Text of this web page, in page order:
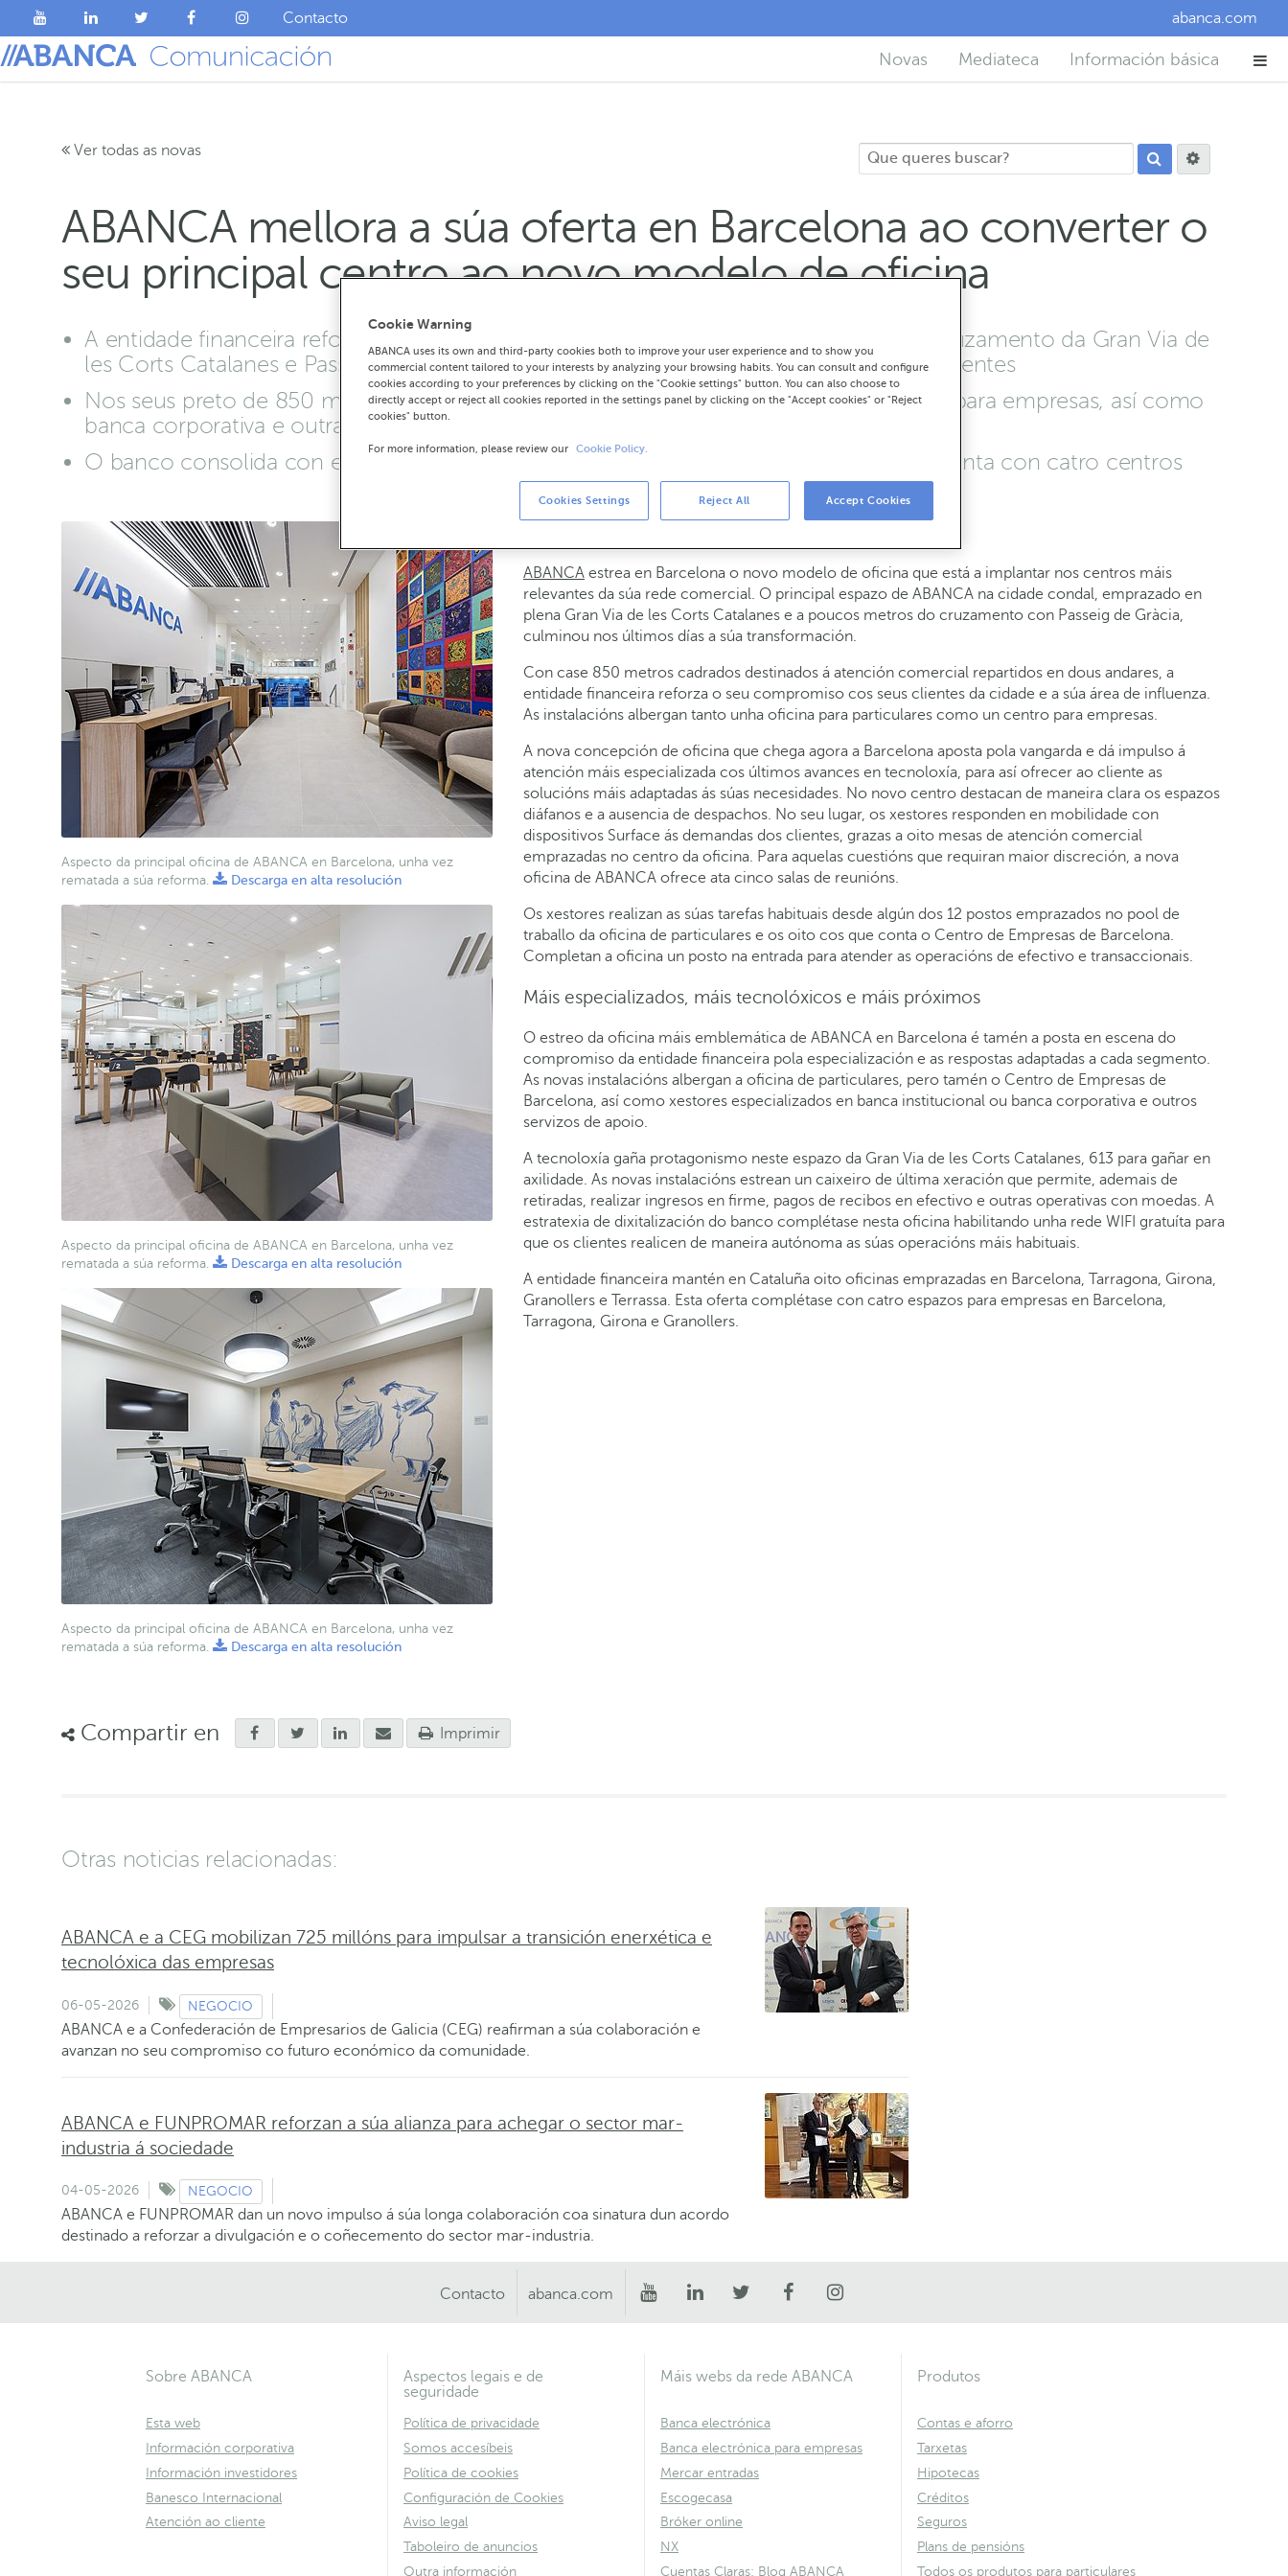
Contacto abanca.com
Novas Mediateca Información básica
Ver todas as novas
ABANCA mellora a súa oferta en Barcelona ao converter o
seu principal centro ao novo modelo de oficina
A entidade financeira reforma integralmente o inmoble emprazado na contorna do cruzamento da Gran Via de
les Corts Catalanes e Passeig de Gràcia para ofrecer unha atención integral aos seus clientes
Nos seus preto de 850 metros cadrados integra unha oficina para particulares e outra para empresas, así como
banca corporativa e outras áreas de apoio
O banco consolida con esta transformación a súa presenza na cidade condal, onde conta con catro centros
Aspecto da principal oficina de ABANCA en Barcelona, unha vez
rematada a súa reforma.
Descarga en alta resolución
Aspecto da principal oficina de ABANCA en Barcelona, unha vez
rematada a súa reforma.
Descarga en alta resolución
Aspecto da principal oficina de ABANCA en Barcelona, unha vez
rematada a súa reforma.
Descarga en alta resolución
ABANCA estrea en Barcelona o novo modelo de oficina que está a implantar nos centros máis
relevantes da súa rede comercial. O principal espazo de ABANCA na cidade condal, emprazado en
plena Gran Via de les Corts Catalanes e a poucos metros do cruzamento con Passeig de Gràcia,
culminou nos últimos días a súa transformación.
Con case 850 metros cadrados destinados á atención comercial repartidos en dous andares, a
entidade financeira reforza o seu compromiso cos seus clientes da cidade e a súa área de influenza.
As instalacións albergan tanto unha oficina para particulares como un centro para empresas.
A nova concepción de oficina que chega agora a Barcelona aposta pola vangarda e dá impulso á
atención máis especializada cos últimos avances en tecnoloxía, para así ofrecer ao cliente as
solucións máis adaptadas ás súas necesidades. No novo centro destacan de maneira clara os espazos
diáfanos e a ausencia de despachos. No seu lugar, os xestores responden en mobilidade con
dispositivos Surface ás demandas dos clientes, grazas a oito mesas de atención comercial
emprazadas no centro da oficina. Para aquelas cuestións que requiran maior discreción, a nova
oficina de ABANCA ofrece ata cinco salas de reunións.
Os xestores realizan as súas tarefas habituais desde algún dos 12 postos emprazados no pool de
traballo da oficina de particulares e os oito cos que conta o Centro de Empresas de Barcelona.
Completan a oficina un posto na entrada para atender as operacións de efectivo e transaccionais.
Máis especializados, máis tecnolóxicos e máis próximos
O estreo da oficina máis emblemática de ABANCA en Barcelona é tamén a posta en escena do
compromiso da entidade financeira pola especialización e as respostas adaptadas a cada segmento.
As novas instalacións albergan a oficina de particulares, pero tamén o Centro de Empresas de
Barcelona, así como xestores especializados en banca institucional ou banca corporativa e outros
servizos de apoio.
A tecnoloxía gaña protagonismo neste espazo da Gran Via de les Corts Catalanes, 613 para gañar en
axilidade. As novas instalacións estrean un caixeiro de última xeración que permite, ademais de
retiradas, realizar ingresos en firme, pagos de recibos en efectivo e outras operativas con moedas. A
estratexia de dixitalización do banco complétase nesta oficina habilitando unha rede WIFI gratuíta para
que os clientes realicen de maneira autónoma as súas operacións máis habituais.
A entidade financeira mantén en Cataluña oito oficinas emprazadas en Barcelona, Tarragona, Girona,
Granollers e Terrassa. Esta oferta complétase con catro espazos para empresas en Barcelona,
Tarragona, Girona e Granollers.
Compartir en Imprimir
Otras noticias relacionadas:
ABANCA e a CEG mobilizan 725 millóns para impulsar a transición enerxética e
tecnolóxica das empresas
06-05-2026 NEGOCIO
ABANCA e a Confederación de Empresarios de Galicia (CEG) reafirman a súa colaboración e
avanzan no seu compromiso co futuro económico da comunidade.
ABANCA e FUNPROMAR reforzan a súa alianza para achegar o sector mar-
industria á sociedade
04-05-2026 NEGOCIO
ABANCA e FUNPROMAR dan un novo impulso á súa longa colaboración coa sinatura dun acordo
destinado a reforzar a divulgación e o coñecemento do sector mar-industria.
Contacto abanca.com
Sobre ABANCA
Esta web
Información corporativa
Información investidores
Banesco Internacional
Atención ao cliente
Aspectos legais e de
seguridade
Política de privacidade
Somos accesíbeis
Política de cookies
Configuración de Cookies
Aviso legal
Taboleiro de anuncios
Outra información
Máis webs da rede ABANCA
Banca electrónica
Banca electrónica para empresas
Mercar entradas
Escogecasa
Bróker online
NX
Cuentas Claras: Blog ABANCA
Produtos
Contas e aforro
Tarxetas
Hipotecas
Créditos
Seguros
Plans de pensións
Todos os produtos para particulares
Cookie Warning
ABANCA uses its own and third-party cookies both to improve your user experience and to show you
commercial content tailored to your interests by analyzing your browsing habits. You can consult and configure
cookies according to your preferences by clicking on the "Cookie settings" button. You can also choose to
directly accept or reject all cookies reported in the settings panel by clicking on the "Accept cookies" or "Reject
cookies" button.
For more information, please review our Cookie Policy.
Cookies Settings Reject All Accept Cookies